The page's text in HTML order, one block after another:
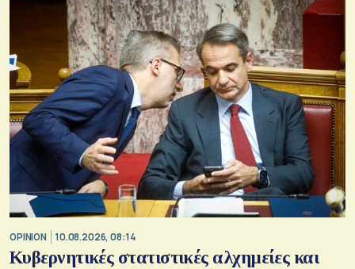
OPINION 10.08.2026, 08:14
Κυβερνητικές στατιστικές αλχημείες και